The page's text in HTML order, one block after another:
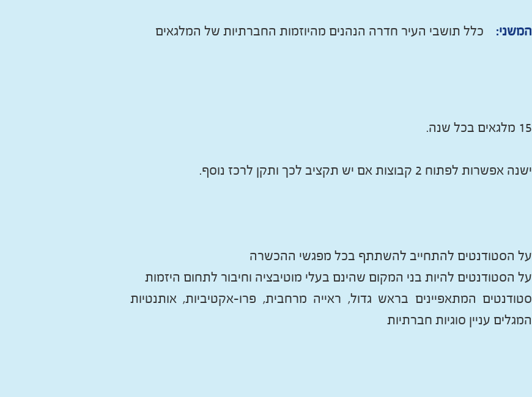
כלל תושבי העיר חדרה הנהנים מהיוזמות החברתיות של המלגאים המשני:
15 מלגאים בכל שנה.
ישנה אפשרות לפתוח 2 קבוצות אם יש תקציב לכך ותקן לרכז נוסף.
על הסטודנטים להתחייב להשתתף בכל מפגשי ההכשרה
על הסטודנטים להיות בני המקום שהינם בעלי מוטיבציה וחיבור לתחום היזמות
סטודנטים המתאפיינים בראש גדול, ראייה מרחבית, פרו-אקטיביות, אותנטיות
המגלים עניין סוגיות חברתיות